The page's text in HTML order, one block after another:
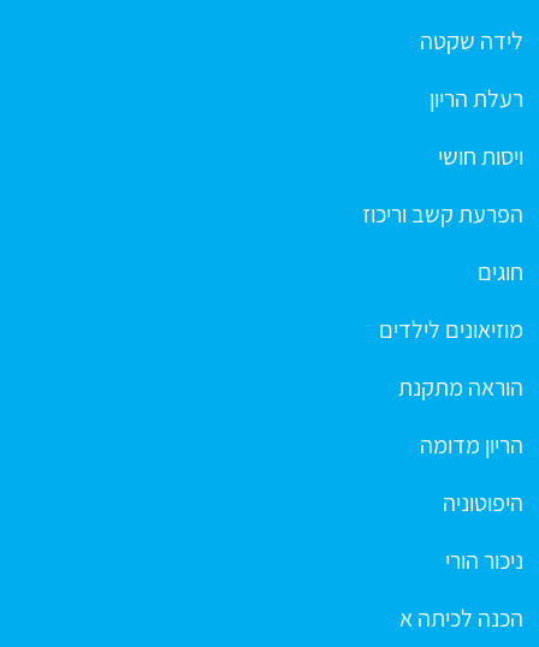
לידה שקטה
רעלת הריון
ויסות חושי
הפרעת קשב וריכוז
חוגים
מוזיאונים לילדים
הוראה מתקנת
הריון מדומה
היפוטוניה
ניכור הורי
הכנה לכיתה א